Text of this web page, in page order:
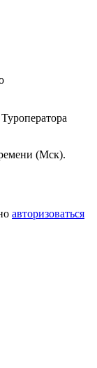
(Мск).
авторизоваться